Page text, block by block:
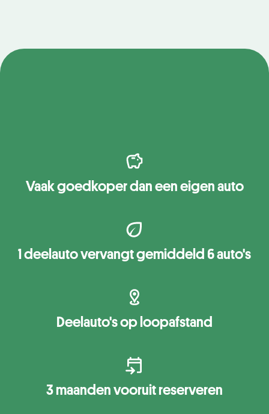
Vaak goedkoper dan een eigen auto
1 deelauto vervangt gemiddeld 6 auto's
Deelauto's op loopafstand
3 maanden vooruit reserveren